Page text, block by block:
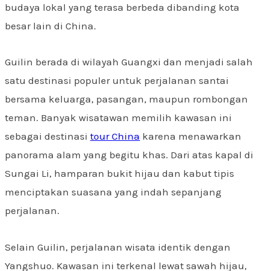
budaya lokal yang terasa berbeda dibanding kota
besar lain di China.
Guilin berada di wilayah Guangxi dan menjadi salah
satu destinasi populer untuk perjalanan santai
bersama keluarga, pasangan, maupun rombongan
teman. Banyak wisatawan memilih kawasan ini
sebagai destinasi tour China karena menawarkan
panorama alam yang begitu khas. Dari atas kapal di
Sungai Li, hamparan bukit hijau dan kabut tipis
menciptakan suasana yang indah sepanjang
perjalanan.
Selain Guilin, perjalanan wisata identik dengan
Yangshuo. Kawasan ini terkenal lewat sawah hijau,